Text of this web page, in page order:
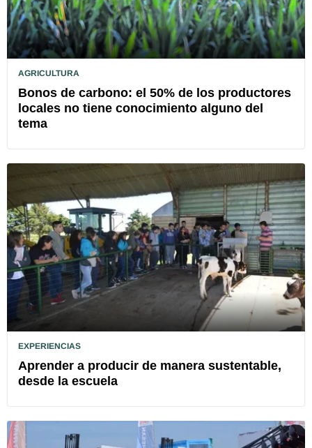
AGRICULTURA
Bonos de carbono: el 50% de los productores
locales no tiene conocimiento alguno del
tema
EXPERIENCIAS
Aprender a producir de manera sustentable,
desde la escuela